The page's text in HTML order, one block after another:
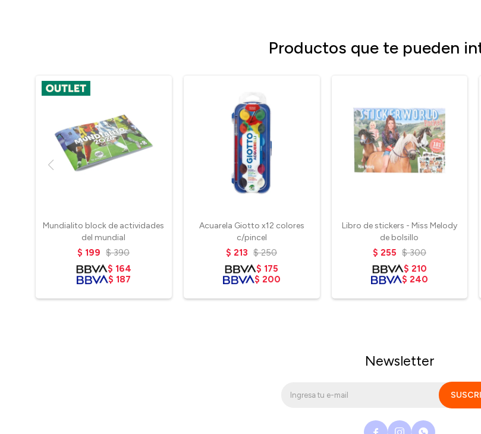
Productos que te pueden
Mundialito block de actividades
del mundial
$ 199 $ 390
$ 164
$ 187
Acuarela Giotto x12 colores
c/pincel
$ 213 $ 250
$ 175
$ 200
Libro de stickers - Miss Melody
de bolsillo
$ 255 $ 300
$ 210
$ 240
Newsletter
  